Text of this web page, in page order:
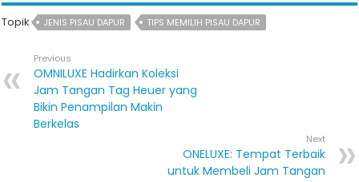
Topik JENIS PISAU DAPUR TIPS MEMILIH PISAU DAPUR
Previous
OMNILUXE Hadirkan Koleksi
Jam Tangan Tag Heuer yang
Bikin Penampilan Makin
Berkelas
Next
ONELUXE: Tempat Terbaik
untuk Membeli Jam Tangan